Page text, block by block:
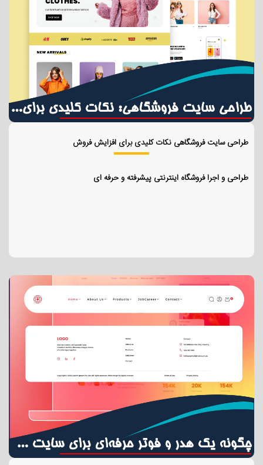
طراحی سایت فروشگاهی نکات کلیدی برای افزایش فروش
طراحی و اجرا فروشگاه اینترنتی پیشرفته و حرفه ای